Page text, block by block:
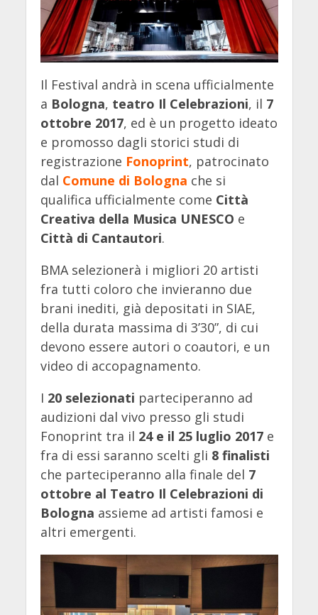
Il Festival andrà in scena ufficialmente
a Bologna, teatro Il Celebrazioni, il 7
ottobre 2017, ed è un progetto ideato
e promosso dagli storici studi di
registrazione Fonoprint, patrocinato
dal Comune di Bologna che si
qualifica ufficialmente come Città
Creativa della Musica UNESCO e
Città di Cantautori.
BMA selezionerà i migliori 20 artisti
fra tutti coloro che invieranno due
brani inediti, già depositati in SIAE,
della durata massima di 3’30”, di cui
devono essere autori o coautori, e un
video di accopagnamento.
I 20 selezionati parteciperanno ad
audizioni dal vivo presso gli studi
Fonoprint tra il 24 e il 25 luglio 2017e
fra di essi saranno scelti gli 8 finalisti
che parteciperanno alla finale del 7
ottobre al Teatro Il Celebrazioni di
Bologna assieme ad artisti famosi e
altri emergenti.